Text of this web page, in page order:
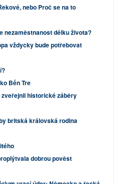
nebo Proč se na to
nezaměstnanost délku života?
vždycky bude potřebovat
Bến Tre
zveřejnil historické záběry
britská královská rodina
dobrou pověst